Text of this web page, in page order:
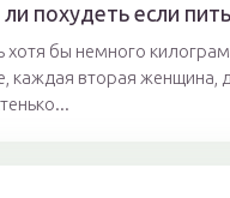
похудеть если
хотя бы немного
каждая вторая женщина,